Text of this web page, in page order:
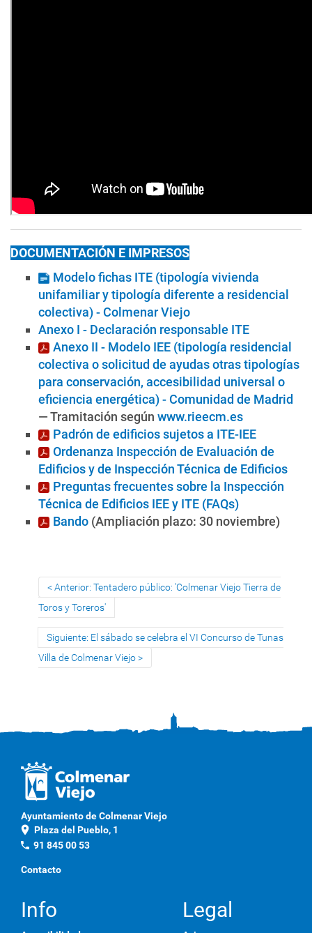
DOCUMENTACIÓN E IMPRESOS
Modelo fichas ITE (tipología vivienda
unifamiliar y tipología diferente a residencial
colectiva) - Colmenar Viejo
Anexo I - Declaración responsable ITE
Anexo II - Modelo IEE (tipología residencial
colectiva o solicitud de ayudas otras tipologías
para conservación, accesibilidad universal o
eficiencia energética) - Comunidad de Madrid
— Tramitación según www.rieecm.es
Padrón de edificios sujetos a ITE-IEE
Ordenanza Inspección de Evaluación de
Edificios y de Inspección Técnica de Edificios
Preguntas frecuentes sobre la Inspección
Técnica de Edificios IEE y ITE (FAQs)
Bando (Ampliación plazo: 30 noviembre)
Anterior: Tentadero público: 'Colmenar Viejo Tierra de
Toros y Toreros'
Siguiente: El sábado se celebra el VI Concurso de Tunas
Villa de Colmenar Viejo
Ayuntamiento de Colmenar Viejo
location_on Plaza del Pueblo, 1
phone 91 845 00 53
Contacto
Info Legal